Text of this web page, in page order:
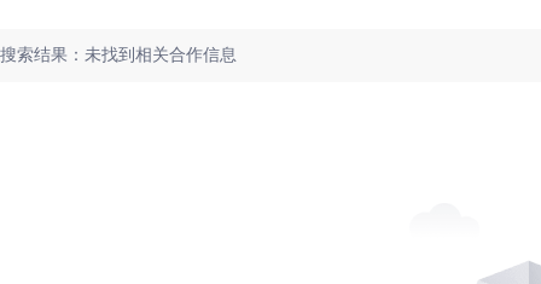
搜索结果：未找到相关合作信息